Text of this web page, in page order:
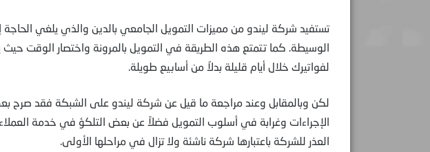
تستفيد شركة ليندو من مميزات التمويل الجامعي بالدين والذي يلغي
الوسيطة. كما تتمتع هذه الطريقة في التمويل بالمرونة واختصار الوقت
لفواتيرك خلال أيام قليلة بدلاُ من أسابيع طويلة.
لكن وبالمقابل وعند مراجعة ما قيل عن شركة ليندو على الشبكة فقد صرح
الإجراءات وغرابة في أسلوب التمويل فضلاً عن بعض التلكؤ في خدمة
العذر للشركة باعتبارها شركة ناشئة ولا تزال في مراحلها الأولى.